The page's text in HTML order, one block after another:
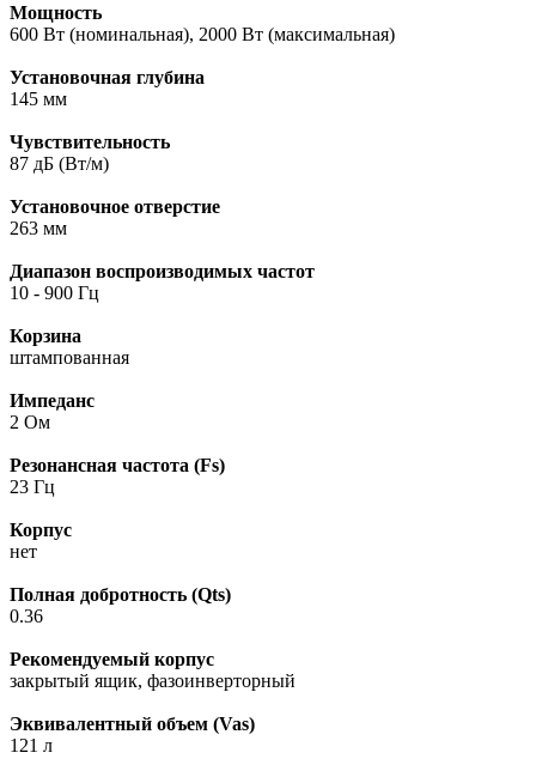
Мощность
600 Вт (номинальная), 2000 Вт (максимальная)
Установочная глубина
145 мм
Чувствительность
87 дБ (Вт/м)
Установочное отверстие
263 мм
Диапазон воспроизводимых частот
10 - 900 Гц
Корзина
штампованная
Импеданс
2 Ом
Резонансная частота (Fs)
23 Гц
Корпус
нет
Полная добротность (Qts)
0.36
Рекомендуемый корпус
закрытый ящик, фазоинверторный
Эквивалентный объем (Vas)
121 л